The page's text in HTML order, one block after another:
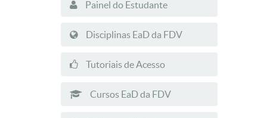
Painel do Estudante
Disciplinas EaD da FDV
Tutoriais de Acesso
Cursos EaD da FDV